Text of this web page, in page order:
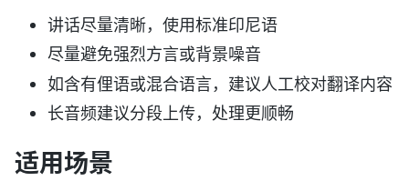
讲话尽量清晰，使用标准印尼语
尽量避免强烈方言或背景噪音
如含有俚语或混合语言，建议人工校对翻译内容
长音频建议分段上传，处理更顺畅
适用场景